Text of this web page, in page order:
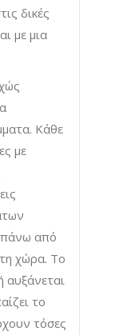
δικές
με μια
Κάθε
με
από
χώρα. Το
αυξάνεται
το
τόσες